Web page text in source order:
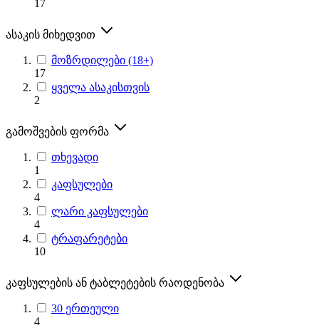
17
ასაკის მიხედვით
მოზრდილები (18+)
17
ყველა ასაკისთვის
2
გამოშვების ფორმა
თხევადი
1
კაფსულები
4
ლარი კაფსულები
4
ტრაფარეტები
10
კაფსულების ან ტაბლეტების რაოდენობა
30 ერთეული
4